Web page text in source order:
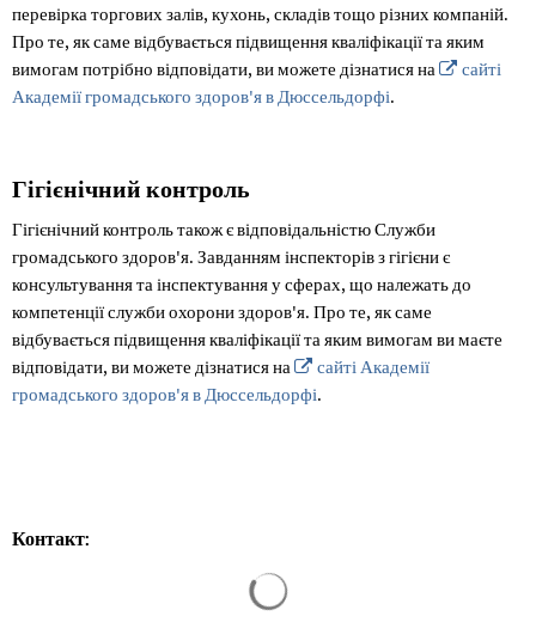
перевірка торгових залів, кухонь, складів тощо різних компаній.
Про те, як саме відбувається підвищення кваліфікації та яким
вимогам потрібно відповідати, ви можете дізнатися на
сайті
Академії громадського здоров'я в Дюссельдорфі.
Гігієнічний контроль
Гігієнічний контроль також є відповідальністю Служби
громадського здоров'я. Завданням інспекторів з гігієни є
консультування та інспектування у сферах, що належать до
компетенції служби охорони здоров'я. Про те, як саме
відбувається підвищення кваліфікації та яким вимогам ви маєте
відповідати, ви можете дізнатися на
сайті Академії
громадського здоров'я в Дюссельдорфі.
Контакт: